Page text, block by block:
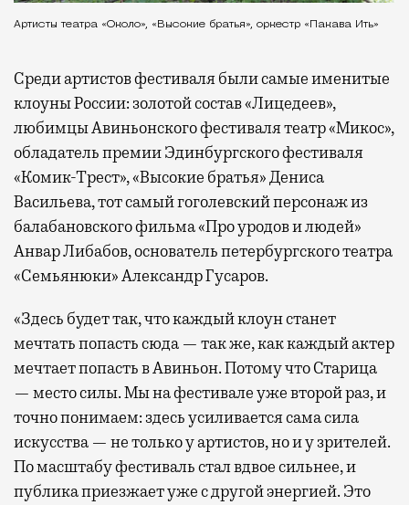
Артисты театра «Около», «Высокие братья», оркестр «Пакава Ить»
Среди артистов фестиваля были самые именитые
клоуны России: золотой состав «Лицедеев»,
любимцы Авиньонского фестиваля театр «Микос»,
обладатель премии Эдинбургского фестиваля
«Комик-Трест», «Высокие братья» Дениса
Васильева, тот самый гоголевский персонаж из
балабановского фильма «Про уродов и людей»
Анвар Либабов, основатель петербургского театра
«Семьянюки» Александр Гусаров.
«Здесь будет так, что каждый клоун станет
мечтать попасть сюда — так же, как каждый актер
мечтает попасть в Авиньон. Потому что Старица
— место силы. Мы на фестивале уже второй раз, и
точно понимаем: здесь усиливается сама сила
искусства — не только у артистов, но и у зрителей.
По масштабу фестиваль стал вдвое сильнее, и
публика приезжает уже с другой энергией. Это